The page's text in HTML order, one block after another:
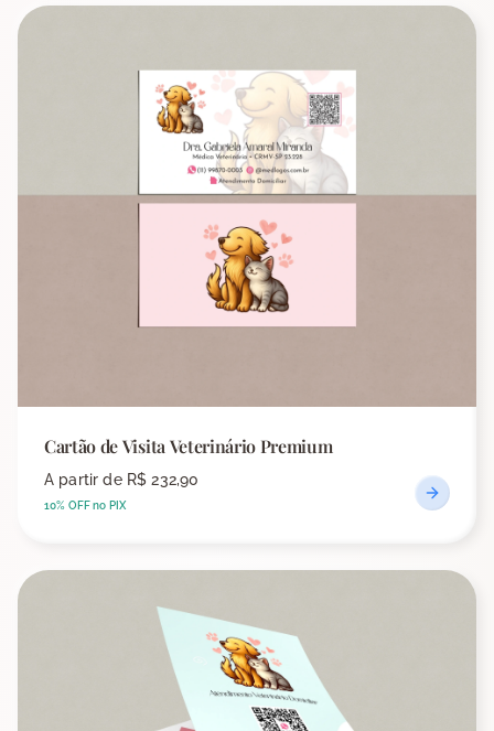
Cartão de Visita Veterinário Premium
A partir de R$ 232,90
10% OFF no PIX